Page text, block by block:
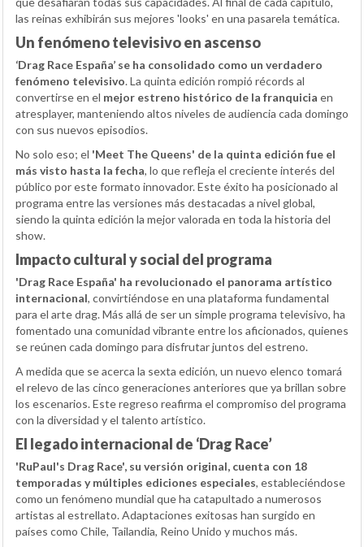
las reinas exhibirán sus mejores 'looks' en una pasarela temática.
Un fenómeno televisivo en ascenso
‘Drag Race España’ se ha consolidado como un verdadero
fenómeno televisivo. La quinta edición rompió récords al
convertirse en el mejor estreno histórico de la franquicia en
atresplayer, manteniendo altos niveles de audiencia cada domingo
con sus nuevos episodios.
No solo eso; el 'Meet The Queens' de la quinta edición fue el
más visto hasta la fecha, lo que refleja el creciente interés del
público por este formato innovador. Este éxito ha posicionado al
programa entre las versiones más destacadas a nivel global,
siendo la quinta edición la mejor valorada en toda la historia del
show.
Impacto cultural y social del programa
'Drag Race España' ha revolucionado el panorama artístico
internacional, convirtiéndose en una plataforma fundamental
para el arte drag. Más allá de ser un simple programa televisivo, ha
fomentado una comunidad vibrante entre los aficionados, quienes
se reúnen cada domingo para disfrutar juntos del estreno.
A medida que se acerca la sexta edición, un nuevo elenco tomará
el relevo de las cinco generaciones anteriores que ya brillan sobre
los escenarios. Este regreso reafirma el compromiso del programa
con la diversidad y el talento artístico.
El legado internacional de ‘Drag Race’
'RuPaul's Drag Race', su versión original, cuenta con 18
temporadas y múltiples ediciones especiales, estableciéndose
como un fenómeno mundial que ha catapultado a numerosos
artistas al estrellato. Adaptaciones exitosas han surgido en
países como Chile, Tailandia, Reino Unido y muchos más.